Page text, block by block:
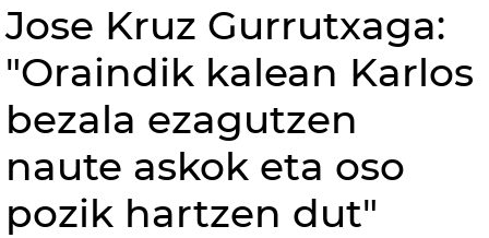
Jose Kruz Gurrutxaga:
"Oraindik kalean Karlos
bezala ezagutzen
naute askok eta oso
pozik hartzen dut"